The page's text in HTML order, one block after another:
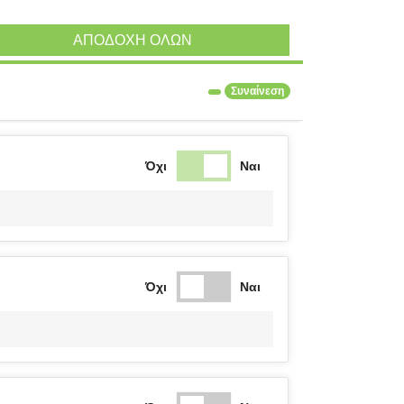
ΑΠΟΔΟΧΉ ΌΛΩΝ
Συναίνεση
Όχι Ναι
Όχι Ναι